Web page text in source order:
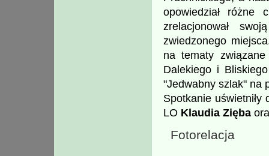
opowiedział różne
zrelacjonował
zwiedzonego
na tematy
Dalekiego i
"Jedwabny szlak" na
Spotkanie
LO Klaudia Zięba
Fotorelacja